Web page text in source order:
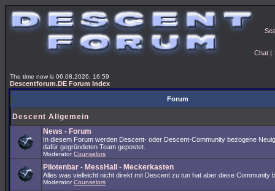
Chat |
The time now is 06.08.2026, 16:59
Descentforum.DE Forum Index
Forum
Descent Allgemein
News - Forum
In diesem Forum werden Descent- oder Descent-Community bezogene
dafür gegründeten Team gepostet.
Moderator Counselors
Pilotenbar - MessHall - Meckerkasten
Alles was vielleicht nicht direkt mit Descent zu tun hat aber diese Community
Moderator Counselors